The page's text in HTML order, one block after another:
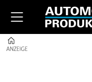
ANZEIGE
ANZEIGE